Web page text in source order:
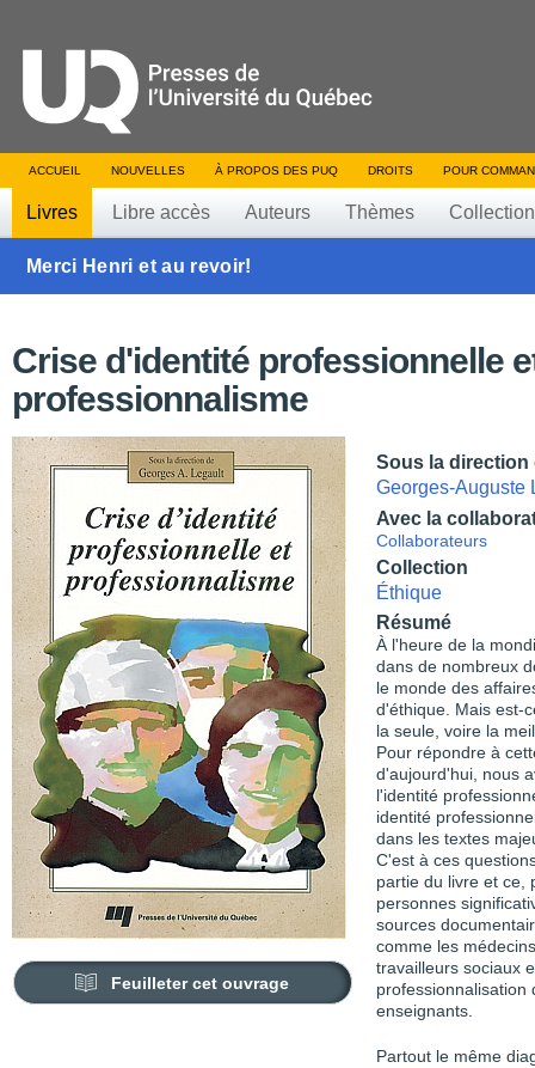
ACCUEIL NOUVELLES À PROPOS DES PUQ DROITS POUR
Livres Libre accès Auteurs Thèmes
Merci Henri et au revoir!
Crise d'identité professionnelle
professionnalisme
Feuilleter cet ouvrage
Sous la direction
Georges-Auguste
Avec la
Collaborateurs
Collection
Éthique
Résumé
À l'heure de la
dans de nombreux
le monde des
d'éthique. Mais est-
la seule, voire la
Pour répondre à
d'aujourd'hui, nous
l'identité
identité
dans les textes
C'est à ces
partie du livre et ce,
personnes
sources
comme les
travailleurs sociaux
professionnalisation
enseignants.
Partout le même